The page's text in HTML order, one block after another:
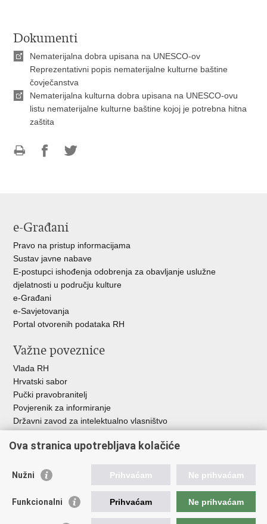
Dokumenti
Nematerijalna dobra upisana na UNESCO-ov
Reprezentativni popis nematerijalne kulturne baštine
čovječanstva
Nematerijalna kulturna dobra upisana na UNESCO-ovu
listu nematerijalne kulturne baštine kojoj je potrebna hitna
zaštita
e-Građani
Pravo na pristup informacijama
Sustav javne nabave
E-postupci ishođenja odobrenja za obavljanje uslužne
djelatnosti u području kulture
e-Građani
e-Savjetovanja
Portal otvorenih podataka RH
Važne poveznice
Vlada RH
Hrvatski sabor
Pučki pravobranitelj
Povjerenik za informiranje
Državni zavod za intelektualno vlasništvo
HAKOM
Ostale poveznice
Hrvatski audiovizualni centar
Ova stranica upotrebljava kolačiće
Nužni Prihvaćam Ne prihvaćam
Funkcionalni Prihvaćam Ne prihvaćam